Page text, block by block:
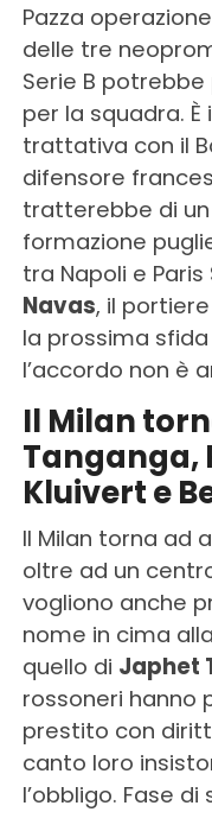
Pazza
delle tre
Serie B
per la squadra.
trattativa con il
difensore
tratterebbe di
formazione
tra Napoli e
Navas, il
la prossima
l’accordo non è
Il Milan
Tanganga,
Kluivert e
Il Milan torna ad
oltre ad un
vogliono anche
nome in cima
quello di Japhet
rossoneri hanno
prestito con
canto loro
l’obbligo. Fase di